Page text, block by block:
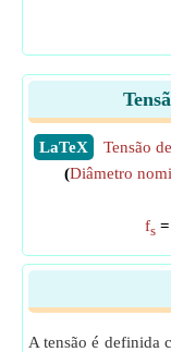
​LaTeX Tensão
(Diâmetro
fs=
A tensão é definida